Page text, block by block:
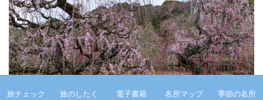
旅チェック 旅のしたく 電子書籍 名所マップ 季節の名所